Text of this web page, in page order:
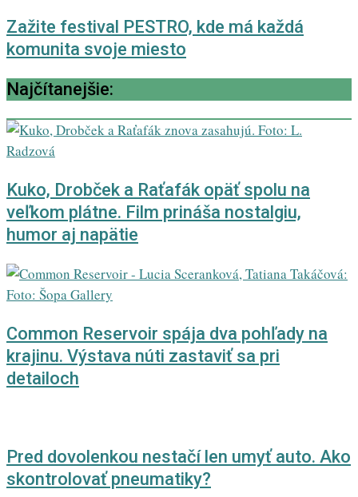
Zažite festival PESTRO, kde má každá
komunita svoje miesto
Najčítanejšie:
Kuko, Drobček a Raťafák opäť spolu na
veľkom plátne. Film prináša nostalgiu,
humor aj napätie
Common Reservoir spája dva pohľady na
krajinu. Výstava núti zastaviť sa pri
detailoch
Pred dovolenkou nestačí len umyť auto. Ako
skontrolovať pneumatiky?